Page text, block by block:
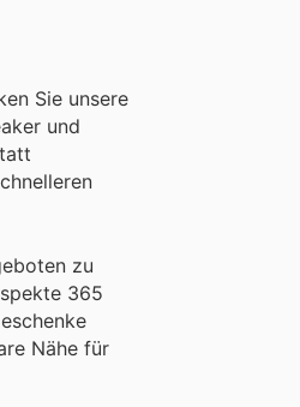
Sie unsere
und
zu
365
Nähe für